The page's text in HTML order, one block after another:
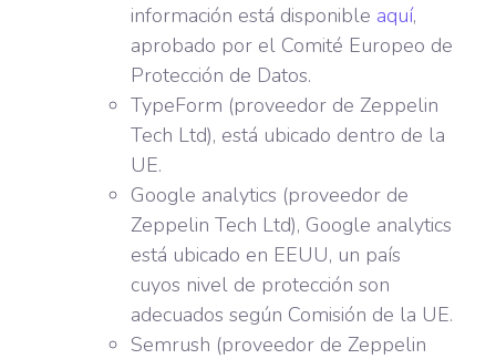
información está disponible aquí,
aprobado por el Comité Europeo de
Protección de Datos.
TypeForm (proveedor de Zeppelin
Tech Ltd), está ubicado dentro de la
UE.
Google analytics (proveedor de
Zeppelin Tech Ltd), Google analytics
está ubicado en EEUU, un país
cuyos nivel de protección son
adecuados según Comisión de la UE.
Semrush (proveedor de Zeppelin